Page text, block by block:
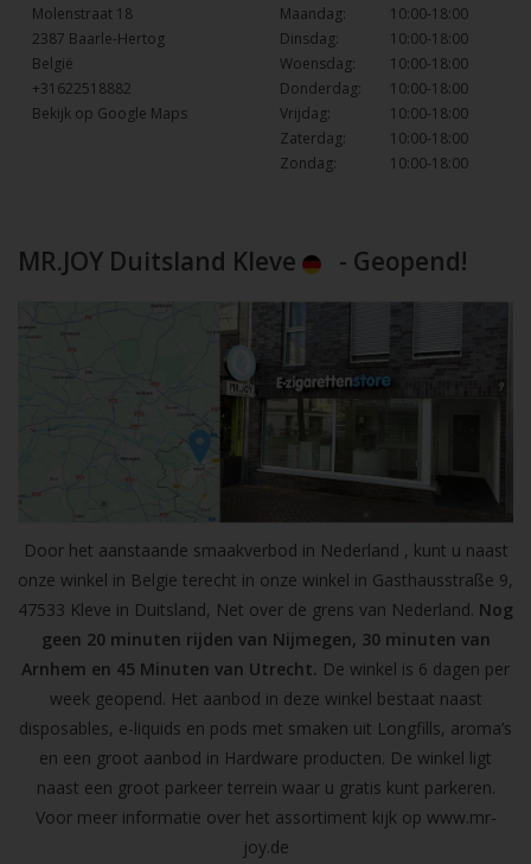
Molenstraat 18
2387 Baarle-Hertog
België
+31622518882
Bekijk op Google Maps
Maandag:
10:00-18:00
Dinsdag:
10:00-18:00
Woensdag:
10:00-18:00
Donderdag:
10:00-18:00
Vrijdag:
10:00-18:00
Zaterdag:
10:00-18:00
Zondag:
10:00-18:00
MR.JOY Duitsland Kleve - Geopend!
Door het aanstaande smaakverbod in Nederland , kunt u naast
onze winkel in Belgie terecht in onze winkel in Gasthausstraße 9,
47533 Kleve in Duitsland, Net over de grens van Nederland. Nog
geen 20 minuten rijden van Nijmegen, 30 minuten van
Arnhem en 45 Minuten van Utrecht. De winkel is 6 dagen per
week geopend. Het aanbod in deze winkel bestaat naast
disposables, e-liquids en pods met smaken uit Longfills, aroma’s
en een groot aanbod in Hardware producten. De winkel ligt
naast een groot parkeer terrein waar u gratis kunt parkeren.
Voor meer informatie over het assortiment kijk op www.mr-
joy.de